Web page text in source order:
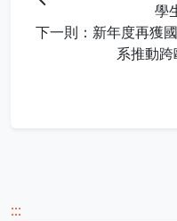
學
下一則：新年度再獲
系推動
:::